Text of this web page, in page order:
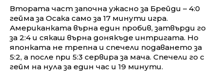
Втората част започна ужасно за Брейди – 4:0
гейма за Осака само за 17 минути игра.
Американката върна един пробив, затвърди го
за 2:4 и сякаш върна донякъде интригата. Но
японката не трепна и спечели подаването за
5:2, а после при 5:3 сервира за мача. Спечели го с
гейм на нула за един час и 19 минути.